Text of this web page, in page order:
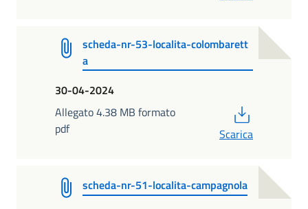
scheda-nr-53-localita-colombarett
a
30-04-2024
Allegato 4.38 MB formato
pdf
Scarica
scheda-nr-51-localita-campagnola